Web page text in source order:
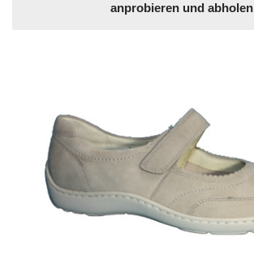
anprobieren und abholen